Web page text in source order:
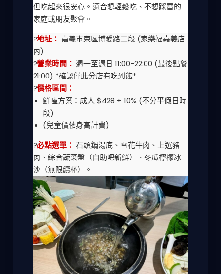
但吃起來很安心。適合想輕鬆吃、不想踩雷的
家庭或朋友聚會。
?地址： 嘉義市東區博愛路二段 (家樂福嘉義店
內)
?營業時間： 週一至週日 11:00-22:00 (最後點餐
21:00) *確認僅此分店有吃到飽*
?價格區間：
鮮嗑方案：成人 $428 + 10% (不分平假日時
段)
(兒童價依身高計費)
?必點選單： 石頭鍋湯底、雪花牛肉、上選豬
肉、綜合蔬菜盤（自助吧新鮮）、冬瓜檸檬冰
沙（無限續杯）。